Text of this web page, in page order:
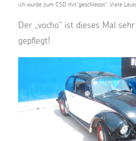
ich wurde zum CSD mit“geschleppt“. Viele
Der „vocho“ ist dieses Mal
gepflegt!